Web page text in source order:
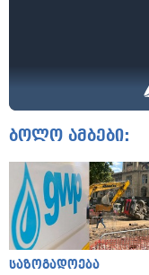
ბოლო ამბები:
საზოგადოება